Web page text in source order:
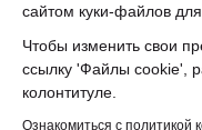
сайтом куки-файлов
Чтобы изменить свои
ссылку 'Файлы cookie',
колонтитуле.
Ознакомиться с политикой